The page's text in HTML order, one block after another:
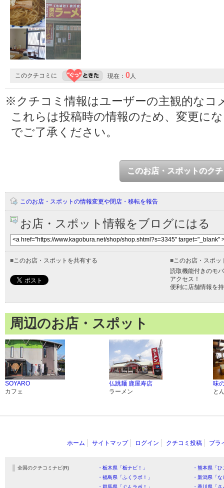
このクチコミに 現在： 0 人
※クチコミ情報はユーザーの主観的なコ
これらは投稿時の情報のため、変更に
でご了承ください。
このお店・スポットのク
このお店・スポットの情報変更や閉店・移転を報告
お店・スポット情報をブログにはる
■ このお店・スポットを共有する ■ このお店・スポ
読取機能付きのモ
アクセス！
便利に店舗情報を
周辺のお店・スポット
SOYARO
カフェ
仏跳麺 鹿屋寿店
ラーメン
味
と
ホーム サイトマップ ログイン クチコミ投稿 プラ
全国のクチコミナビ(R) ・栃木県「栃ナビ！」
・熊本県「
・福島県「ふくラボ！」
・新潟県「
・群馬県「ぐんラボ！」
・香川県「